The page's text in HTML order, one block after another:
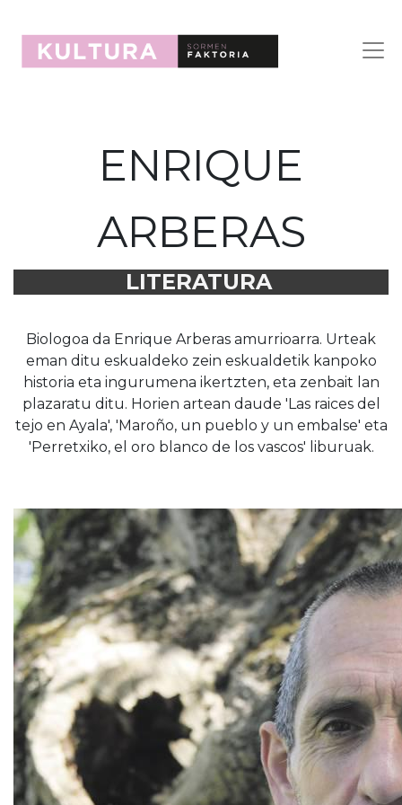
ENRIQUE
ARBERAS
LITERATURA
Biologoa da Enrique Arberas amurrioarra. Urteak
eman ditu eskualdeko zein eskualdetik kanpoko
historia eta ingurumena ikertzten, eta zenbait lan
plazaratu ditu. Horien artean daude 'Las raices del
tejo en Ayala', 'Maroño, un pueblo y un embalse' eta
'Perretxiko, el oro blanco de los vascos' liburuak.